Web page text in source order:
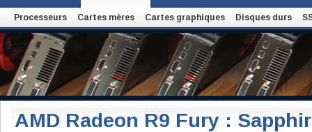
Processeurs Cartes mères Cartes graphiques Disques durs
AMD Radeon R9 Fury :